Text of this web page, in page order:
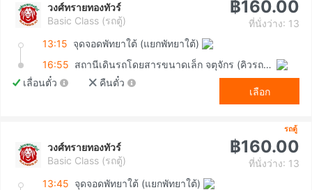
วงศ์ทรายทองทัวร์
Basic Class (รถตู้)
฿160.00
ที่นั่งว่าง: 13
13:15 จุดจอดพัทยาใต้ (แยกพัทยาใต้)
16:55
สถานีเดินรถโดยสารขนาดเล็ก จตุจักร (คิวรถตู้หมอชิต 2)
เลื่อนตั๋ว
คืนตั๋ว
เลือก
รถตู้
วงศ์ทรายทองทัวร์
Basic Class (รถตู้)
฿160.00
ที่นั่งว่าง: 13
13:45 จุดจอดพัทยาใต้ (แยกพัทยาใต้)